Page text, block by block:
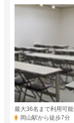
最大36名まで利用可能
岡山駅から徒歩7分